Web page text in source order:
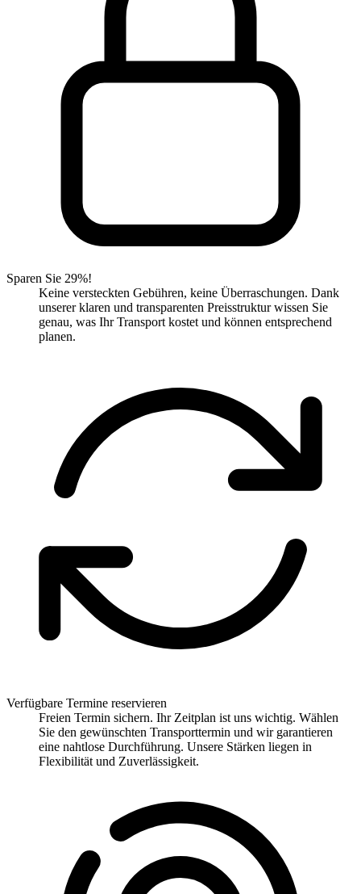
Sparen Sie 29%!
Keine versteckten Gebühren, keine Überraschungen. Dank
unserer klaren und transparenten Preisstruktur wissen Sie
genau, was Ihr Transport kostet und können entsprechend
planen.
Verfügbare Termine reservieren
Freien Termin sichern. Ihr Zeitplan ist uns wichtig. Wählen
Sie den gewünschten Transporttermin und wir garantieren
eine nahtlose Durchführung. Unsere Stärken liegen in
Flexibilität und Zuverlässigkeit.